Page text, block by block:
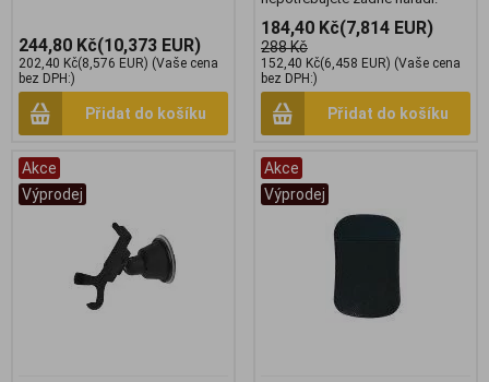
244,80 Kč(10,373 EUR)
202,40 Kč(8,576 EUR) (Vaše cena
bez DPH:)
Přidat do košíku
184,40 Kč(7,814 EUR)
288 Kč
152,40 Kč(6,458 EUR) (Vaše cena
bez DPH:)
Přidat do košíku
Akce
Výprodej
Akce
Výprodej